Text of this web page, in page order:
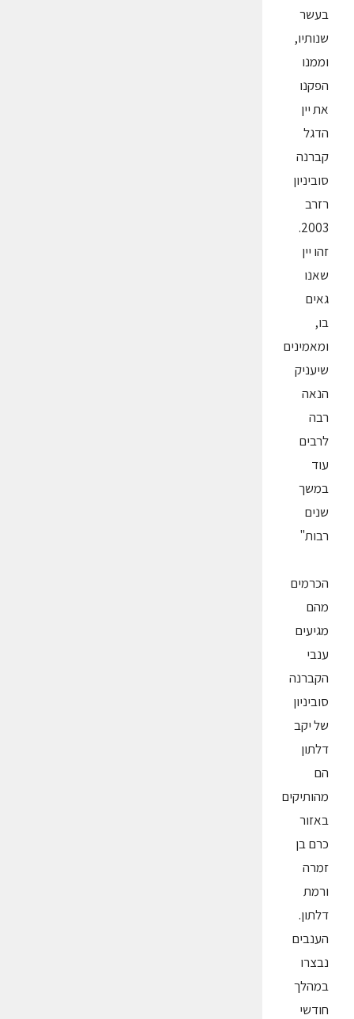
בעשר
שנותיו,
וממנו
הפקנו
את יין
הדגל
קברנה
סוביניון
רזרב
2003.
זהו יין
שאנו
גאים
בו,
ומאמינים
שיעניק
הנאה
רבה
לרבים
עוד
במשך
שנים
רבות"
הכרמים
מהם
מגיעים
ענבי
הקברנה
סוביניון
של יקב
דלתון
הם
מהותיקים
באזור
כרם בן
זמרה
ורמת
דלתון.
הענבים
נבצרו
במהלך
חודשי